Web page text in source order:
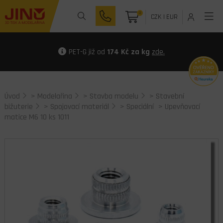
0 CZK| EUR
PET-G již od 174 Kč za kg zde.
Úvod > Modelařina > Stavba modelu > Stavební
bižuterie
> Spojovací materiál > Speciální > Upevňovací
matice M6 10 ks 1011